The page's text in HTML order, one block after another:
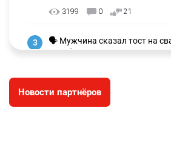
3199 0 21
3
🗣 Мужчина сказал тост на
заработал уголовное дело
🐏 Скота больше, а мясо
Казахстане продолжают
Новости партнёров